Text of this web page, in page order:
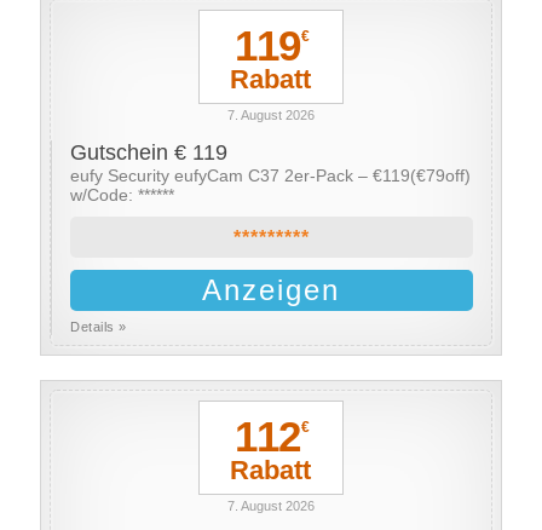
119€
Rabatt
7. August 2026
Gutschein € 119
eufy Security eufyCam C37 2er-Pack – €119(€79off)
w/Code: ******
*********
Anzeigen
Details »
112€
Rabatt
7. August 2026